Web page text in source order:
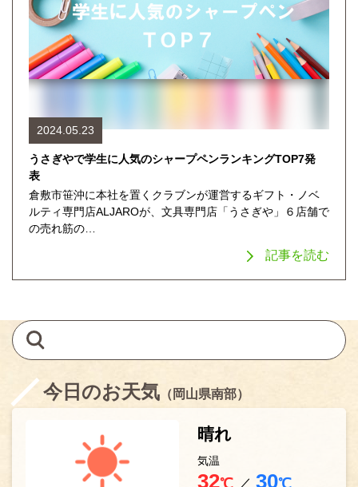
2024.05.23
うさぎやで学生に人気のシャープペンランキングTOP7発
表
倉敷市笹沖に本社を置くクラブンが運営するギフト・ノベ
ルティ専門店ALJAROが、文具専門店「うさぎや」６店舗で
の売れ筋の…
記事を読む
今日のお天気 （岡山県南部）
晴れ
気温
32℃ ／ 30℃